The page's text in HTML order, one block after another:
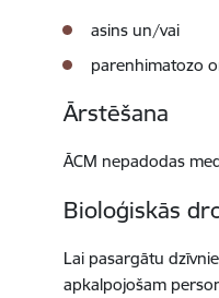
asins un/vai
parenhimatozo
Ārstēšana
ĀCM nepadodas
Bioloģiskās
Lai pasargātu
apkalpojošam